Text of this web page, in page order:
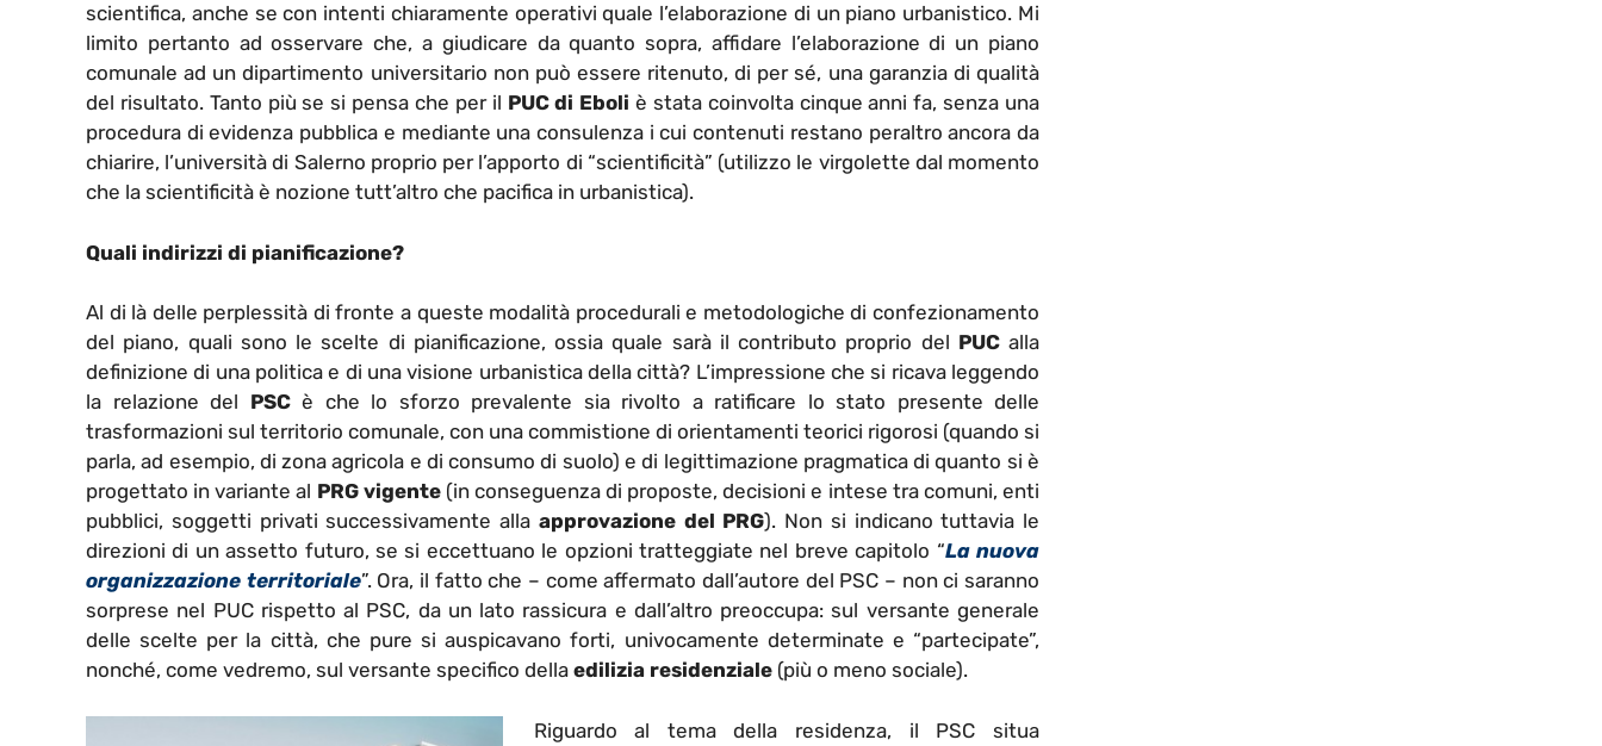
scientifica, anche se con intenti chiaramente operativi quale l’elaborazione di un piano urbanistico. Mi
limito pertanto ad osservare che, a giudicare da quanto sopra, affidare l’elaborazione di un piano
comunale ad un dipartimento universitario non può essere ritenuto, di per sé, una garanzia di qualità
del risultato. Tanto più se si pensa che per il PUC di Eboli è stata coinvolta cinque anni fa, senza una
procedura di evidenza pubblica e mediante una consulenza i cui contenuti restano peraltro ancora da
chiarire, l’università di Salerno proprio per l’apporto di “scientificità” (utilizzo le virgolette dal momento
che la scientificità è nozione tutt’altro che pacifica in urbanistica).
Quali indirizzi di pianificazione?
Al di là delle perplessità di fronte a queste modalità procedurali e metodologiche di confezionamento
del piano, quali sono le scelte di pianificazione, ossia quale sarà il contributo proprio del PUCalla
definizione di una politica e di una visione urbanistica della città? L’impressione che si ricava leggendo
la relazione del PSCè che lo sforzo prevalente sia rivolto a ratificare lo stato presente delle
trasformazioni sul territorio comunale, con una commistione di orientamenti teorici rigorosi (quando si
parla, ad esempio, di zona agricola e di consumo di suolo) e di legittimazione pragmatica di quanto si è
progettato in variante al PRG vigente(in conseguenza di proposte, decisioni e intese tra comuni, enti
pubblici, soggetti privati successivamente alla approvazione del PRG). Non si indicano tuttavia le
direzioni di un assetto futuro, se si eccettuano le opzioni tratteggiate nel breve capitolo “La nuova
organizzazione territoriale”. Ora, il fatto che – come affermato dall’autore del PSC – non ci saranno
sorprese nel PUC rispetto al PSC, da un lato rassicura e dall’altro preoccupa: sul versante generale
delle scelte per la città, che pure si auspicavano forti, univocamente determinate e “partecipate”,
nonché, come vedremo, sul versante specifico della edilizia residenziale (più o meno sociale).
Riguardo al tema della residenza, il PSC situa